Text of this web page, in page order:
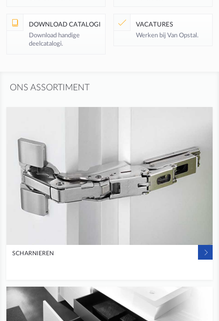
DOWNLOAD CATALOGI
Download handige
deelcatalogi.
VACATURES
Werken bij Van Opstal.
ONS ASSORTIMENT
SCHARNIEREN